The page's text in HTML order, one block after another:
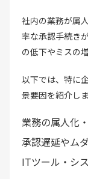
社内の業務が属
率な承認手続き
の低下やミスの
以下では、特に
景要因を紹介しま
業務の属人化
承認遅延やム
ITツール・シ